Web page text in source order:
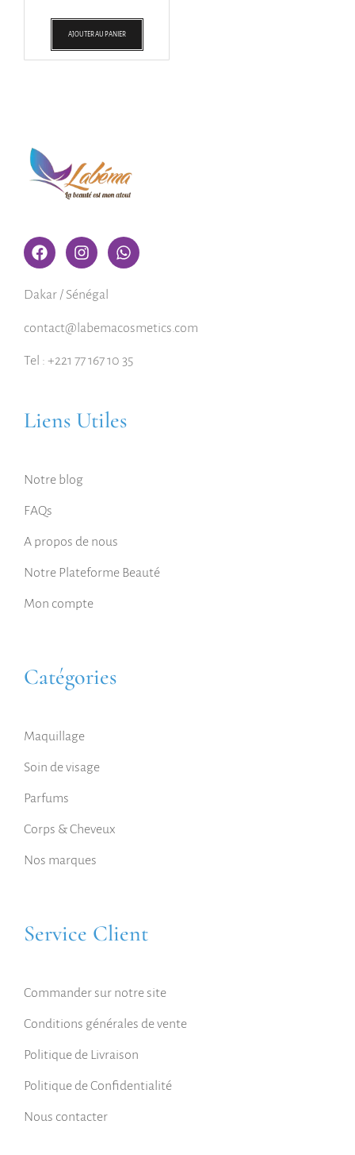
AJOUTER AU PANIER
Dakar / Sénégal
contact@labemacosmetics.com
Tel : +221 77 167 10 35
Liens Utiles
Notre blog
FAQs
A propos de nous
Notre Plateforme Beauté
Mon compte
Catégories
Maquillage
Soin de visage
Parfums
Corps & Cheveux
Nos marques
Service Client
Commander sur notre site
Conditions générales de vente
Politique de Livraison
Politique de Confidentialité
Nous contacter